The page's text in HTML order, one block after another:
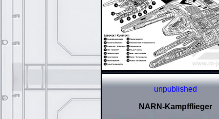
unpublished
NARN-Kampfflieger